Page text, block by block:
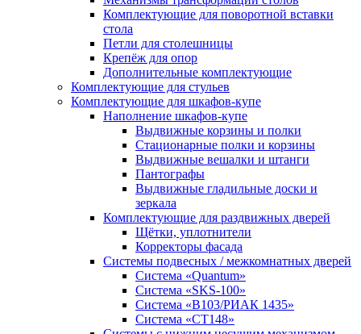
Комплектующие для поворотной вставки
стола
Петли для столешницы
Крепёж для опор
Дополнительные комплектующие
Комплектующие для стульев
Комплектующие для шкафов-купе
Наполнение шкафов-купе
Выдвижные корзины и полки
Стационарные полки и корзины
Выдвижные вешалки и штанги
Пантографы
Выдвижные гладильные доски и
зеркала
Комплектующие для раздвижных дверей
Щётки, уплотнители
Корректоры фасада
Системы подвесных / межкомнатных дверей
Система «Quantum»
Система «SKS-100»
Система «B103/РИАК 1435»
Система «СТ148»